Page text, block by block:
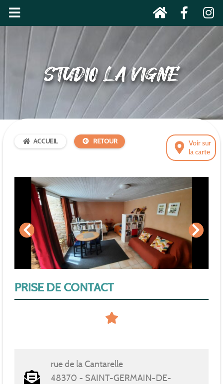
STUDIO LA VIGNE
Voir sur
la carte
ACCUEIL RETOUR
PRISE DE CONTACT
rue de la Cantarelle
48370 - SAINT-GERMAIN-DE-